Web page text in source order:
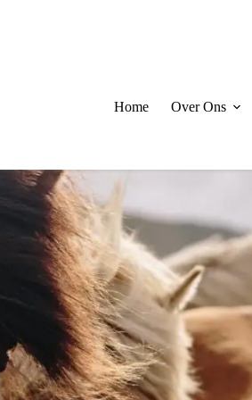
Home Over Ons